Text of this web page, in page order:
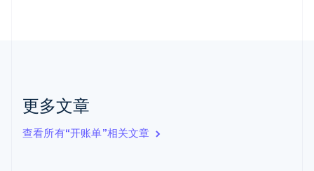
更多文章
查看所有“开账单”相关文章
English Italiano
拉脱维亚
立陶宛